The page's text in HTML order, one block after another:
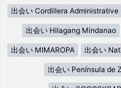
出会い Cordillera Administrative
出会い Hilagang Mindanao
出会い MIMAROPA 出会い
出会い Península de